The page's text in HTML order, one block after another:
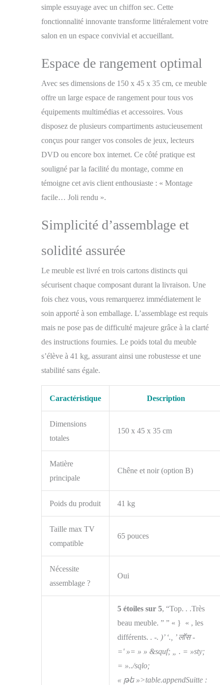
profondeur. Couleur
veinage du bois poreux
au touché de haute
pourrez le transporter
adapté pour un
transport facile, tous
nos colis pèsent moins
moins de 120cm.
Garantie : Les produits
garantis 2 ans et
bénéficient d'un
excellent service après-
électrique fonctionne
en étant branchée à
n'utilise pas de piles.
nécessite des piles, qui
ne sont pas incluses.
simple essuyage avec un chiffon sec. Cette
fonctionnalité innovante transforme littéralement votre
salon en un espace convivial et accueillant.
Espace de rangement optimal
Avec ses dimensions de 150 x 45 x 35 cm, ce meuble
offre un large espace de rangement pour tous vos
équipements multimédias et accessoires. Vous
disposez de plusieurs compartiments astucieusement
conçus pour ranger vos consoles de jeux, lecteurs
DVD ou encore box internet. Ce côté pratique est
souligné par la facilité du montage, comme en
témoigne cet avis client enthousiaste : « Montage
facile… Joli rendu ».
Simplicité d’assemblage et
solidité assurée
Le meuble est livré en trois cartons distincts qui
sécurisent chaque composant durant la livraison. Une
fois chez vous, vous remarquerez immédiatement le
soin apporté à son emballage. L’assemblage est requis
mais ne pose pas de difficulté majeure grâce à la clarté
des instructions fournies. Le poids total du meuble
s’élève à 41 kg, assurant ainsi une robustesse et une
stabilité sans égale.
Caractéristique Description
Dimensions
totales
150 x 45 x 35 cm
Matière
principale
Chêne et noir (option B)
Poids du produit 41 kg
Taille max TV
compatible
65 pouces
Nécessite
assemblage ?
Oui
5 étoiles sur 5, “Top. . .Très
beau meuble. ” ” « } « , les
différents. . -. )’ ‘., ’ लॉस -
=' »= » » &squf; „ . = »sty;
= »../sqlo;
« թե »>table.appendSuitte :